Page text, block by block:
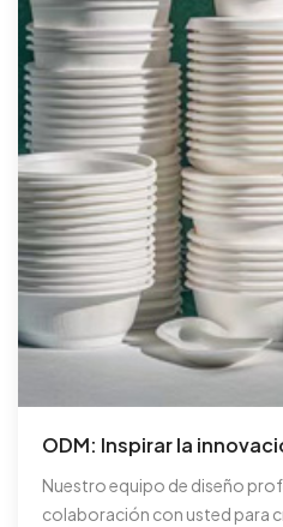
ODM: Inspirar la
Nuestro equipo de diseño
colaboración con usted para